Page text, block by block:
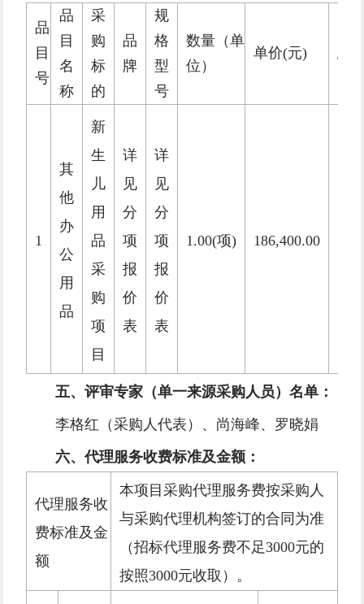
品
目
号
品
目
名
称
采
购
标
的
品
牌
规
格
型
号
数量（单
位）
单价(元) 总
1
其
他
办
公
用
品
新
生
儿
用
品
采
购
项
目
详
见
分
项
报
价
表
详
见
分
项
报
价
表
1.00(项) 186,400.00
五、评审专家（单一来源采购人员）名单：
李格红（采购人代表）、尚海峰、罗晓娟
六、代理服务收费标准及金额：
代理服务收
费标准及金
额
本项目采购代理服务费按采购人
与采购代理机构签订的合同为准
（招标代理服务费不足3000元的
按照3000元收取）。